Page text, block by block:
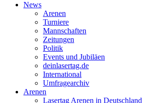
News
Arenen
Turniere
Mannschaften
Zeitungen
Politik
Events und Jubiläen
deinlasertag.de
International
Umfragearchiv
Arenen
Lasertag Arenen in Deutschland